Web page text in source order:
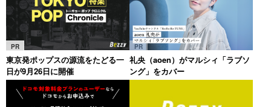
PR
東京発ポップスの源流をたどる一
日が9月26日に開催
PR
礼央（aoen）がマルシィ「ラブソ
ング」をカバー